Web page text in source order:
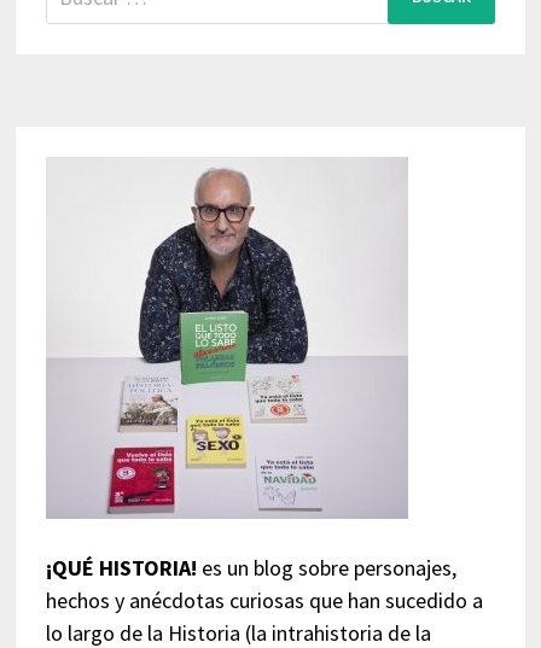
¡QUÉ HISTORIA! es un blog sobre personajes,
hechos y anécdotas curiosas que han sucedido a
lo largo de la Historia (la intrahistoria de la